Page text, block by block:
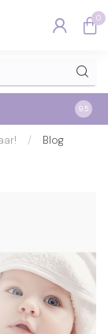
0
Op
9.5
/ Blog